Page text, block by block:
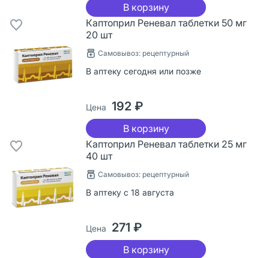
В корзину
Каптоприл Реневал таблетки 50 мг
20 шт
Самовывоз: рецептурный
В аптеку сегодня или позже
Цена 192 ₽
В корзину
Каптоприл Реневал таблетки 25 мг
40 шт
Самовывоз: рецептурный
В аптеку с 18 августа
Цена 271 ₽
В корзину